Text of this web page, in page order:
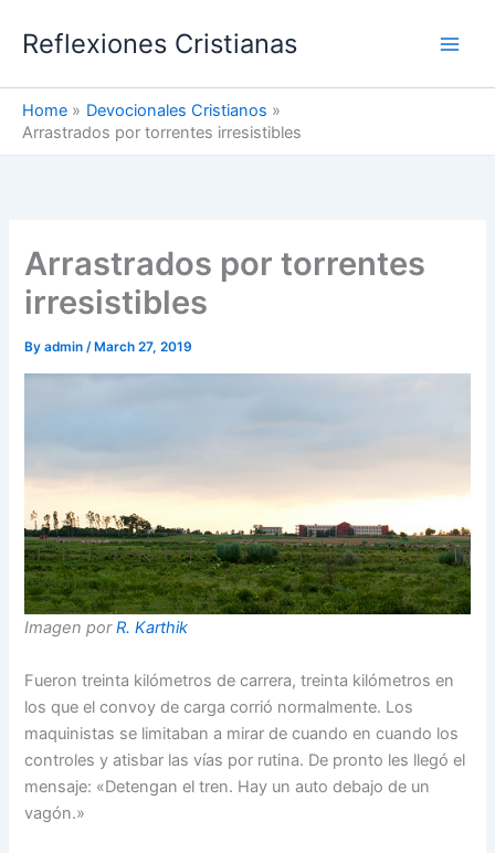
Reflexiones Cristianas
Home
Devocionales Cristianos
Arrastrados por torrentes irresistibles
Arrastrados por torrentes
irresistibles
Byadmin/ March 27, 2019
Imagen porR. Karthik
Fueron treinta kilómetros de carrera, treinta kilómetros en
los que el convoy de carga corrió normalmente. Los
maquinistas se limitaban a mirar de cuando en cuando los
controles y atisbar las vías por rutina. De pronto les llegó el
mensaje: «Detengan el tren. Hay un auto debajo de un
vagón.»